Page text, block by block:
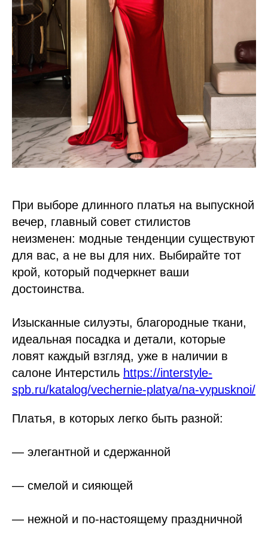
При выборе длинного платья на выпускной
вечер, главный совет стилистов
неизменен: модные тенденции существуют
для вас, а не вы для них. Выбирайте тот
крой, который подчеркнет ваши
достоинства.
Изысканные силуэты, благородные ткани,
идеальная посадка и детали, которые
ловят каждый взгляд, уже в наличии в
салоне Интерстиль https://interstyle-
spb.ru/katalog/vechernie-platya/na-vypusknoi/
Платья, в которых легко быть разной:
— элегантной и сдержанной
— смелой и сияющей
— нежной и по-настоящему праздничной